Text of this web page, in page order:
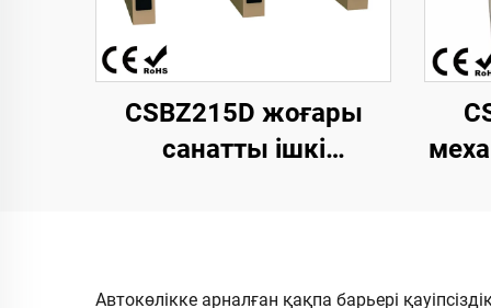
CSBZ215D жоғары
санатты ішкі
әзірлеген қозғалтқыш,
Автокөлікке арналған қақпа барьері